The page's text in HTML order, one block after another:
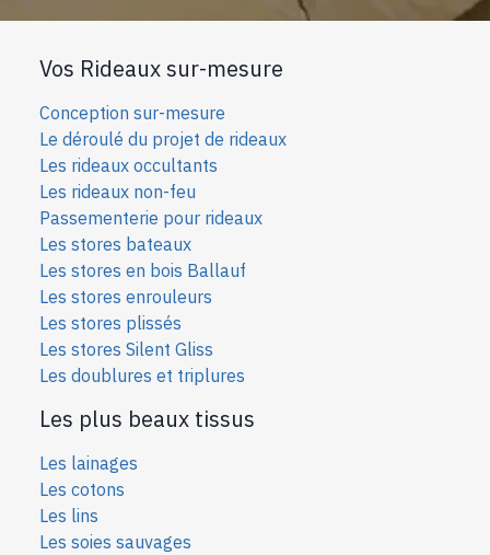
Vos Rideaux sur-mesure
Conception sur-mesure
Le déroulé du projet de rideaux
Les rideaux occultants
Les rideaux non-feu
Passementerie pour rideaux
Les stores bateaux
Les stores en bois Ballauf
Les stores enrouleurs
Les stores plissés
Les stores Silent Gliss
Les doublures et triplures
Les plus beaux tissus
Les lainages
Les cotons
Les lins
Les soies sauvages